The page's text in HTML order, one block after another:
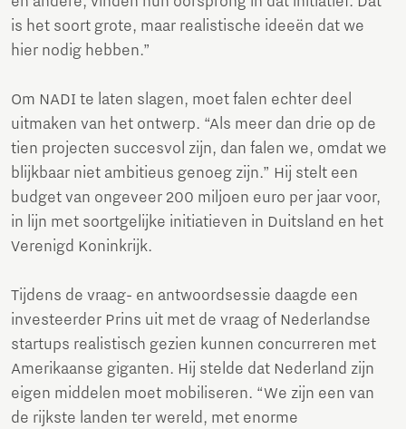
is het soort grote, maar realistische ideeën dat we
hier nodig hebben.”
Om NADI te laten slagen, moet falen echter deel
uitmaken van het ontwerp. “Als meer dan drie op de
tien projecten succesvol zijn, dan falen we, omdat we
blijkbaar niet ambitieus genoeg zijn.” Hij stelt een
budget van ongeveer 200 miljoen euro per jaar voor,
in lijn met soortgelijke initiatieven in Duitsland en het
Verenigd Koninkrijk.
Tijdens de vraag- en antwoordsessie daagde een
investeerder Prins uit met de vraag of Nederlandse
startups realistisch gezien kunnen concurreren met
Amerikaanse giganten. Hij stelde dat Nederland zijn
eigen middelen moet mobiliseren. “We zijn een van
de rijkste landen ter wereld, met enorme